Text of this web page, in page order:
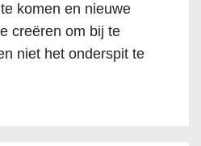
komen en nieuwe
creëren om bij te
niet het onderspit te